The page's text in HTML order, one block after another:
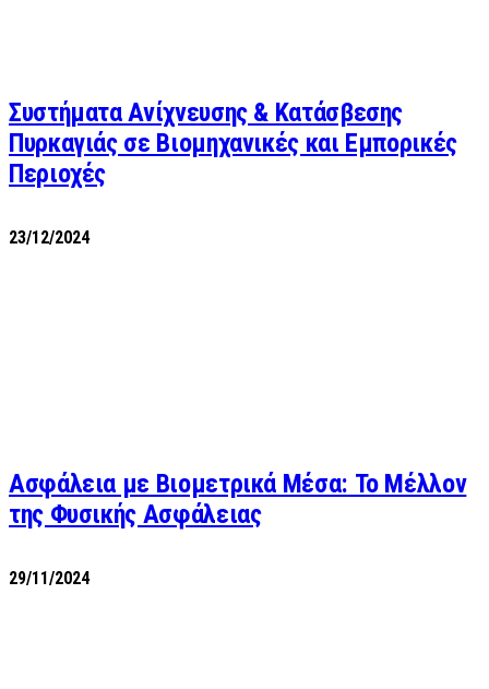
Συστήματα Ανίχνευσης & Κατάσβεσης
Πυρκαγιάς σε Βιομηχανικές και Εμπορικές
Περιοχές
23/12/2024
Ασφάλεια με Βιομετρικά Μέσα: Το Μέλλον
της Φυσικής Ασφάλειας
29/11/2024